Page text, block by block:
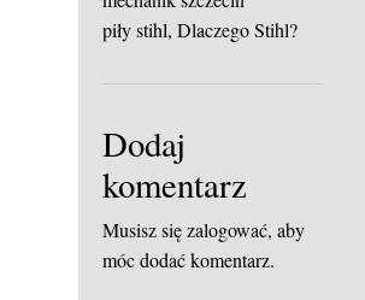
piły stihl, Dlaczego Stihl?
Dodaj
komentarz
Musisz sięzalogować, aby
móc dodać komentarz.